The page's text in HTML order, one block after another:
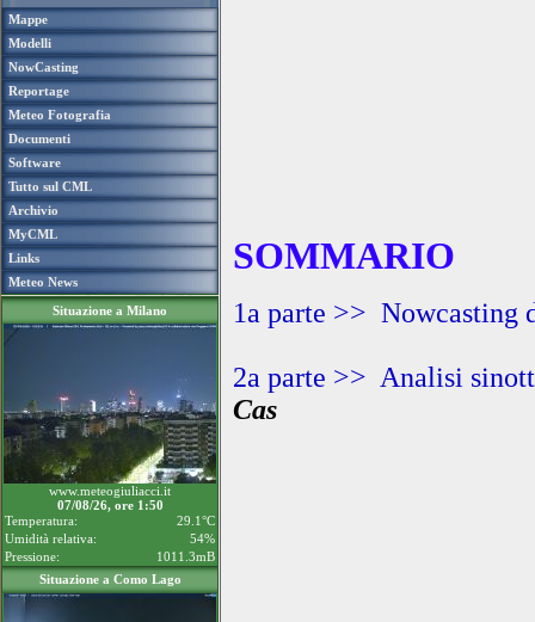
Mappe
Modelli
NowCasting
Reportage
Meteo Fotografia
Documenti
Software
Tutto sul CML
Archivio
MyCML
Links
Meteo News
Situazione a Milano
www.meteogiuliacci.it
07/08/26, ore 1:50
Temperatura:
29.1°C
Umidità relativa:
54%
Pressione:
1011.3mB
Situazione a Como Lago
SOMMARIO
1a parte >> Nowcasting
2a parte >> Analisi
Cas